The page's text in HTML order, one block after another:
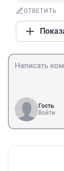
ОТВЕТИТЬ
Гость
Войти